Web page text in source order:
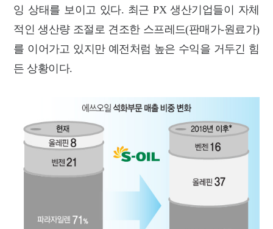
잉 상태를 보이고 있다. 최근 PX 생산기업들이 자체
적인 생산량 조절로 견조한 스프레드(판매가-원료가)
를 이어가고 있지만 예전처럼 높은 수익을 거두긴 힘
든 상황이다.